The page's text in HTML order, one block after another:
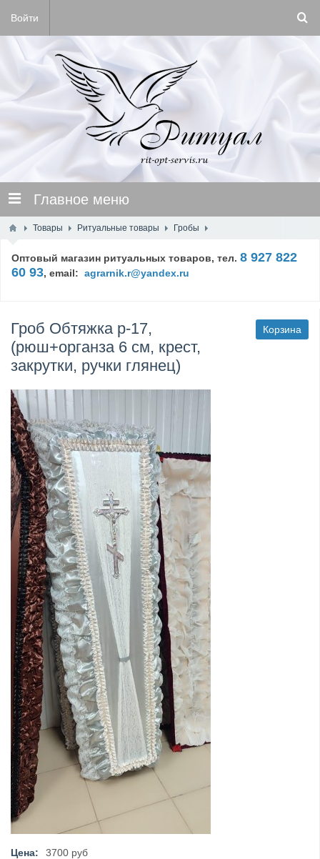
Войти
Главное меню
Товары Ритуальные товары Гробы
Оптовый магазин ритуальных товаров, тел. 8 927 822
60 93, email: agrarnik.r@yandex.ru
Корзина
Гроб Обтяжка р-17,
(рюш+органза 6 см, крест,
закрутки, ручки глянец)
Цена: 3700 руб